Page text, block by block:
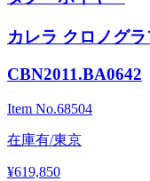
カレラ クロノグ
CBN2011.BA0642
Item No.68504
在庫有/東京
¥619,850